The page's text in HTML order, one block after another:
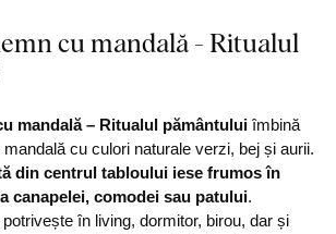
cu mandală - Ritualul
mandală – Ritualul pământuluiîmbină
cu culori naturale verzi, bej și aurii.
din centrul tabloului iese frumos în
canapelei, comodei sau patului.
în living, dormitor, birou, dar și